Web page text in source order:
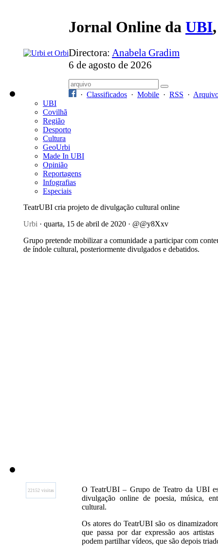
Jornal Online da UBI
Directora: Anabela Gradim
6 de agosto de 2026
· Classificados · Mobile · RSS ·
UBI
Covilhã
Região
Desporto
Cultura
GeoUrbi
Made In UBI
Opinião
Reportagens
Infografias
Especiais
TeatrUBI cria projeto de divulgação cultural online
Urbi · quarta, 15 de abril de 2020 · @@y8Xxv
Grupo pretende mobilizar a comunidade a participar com
de índole cultural, posteriormente divulgados e debatidos.
22152 visitas
O TeatrUBI – Grupo de Teatro da UBI
divulgação online de poesia, música,
cultural.
Os atores do TeatrUBI são os
que passa por dar expressão aos
podem partilhar vídeos, que são depois